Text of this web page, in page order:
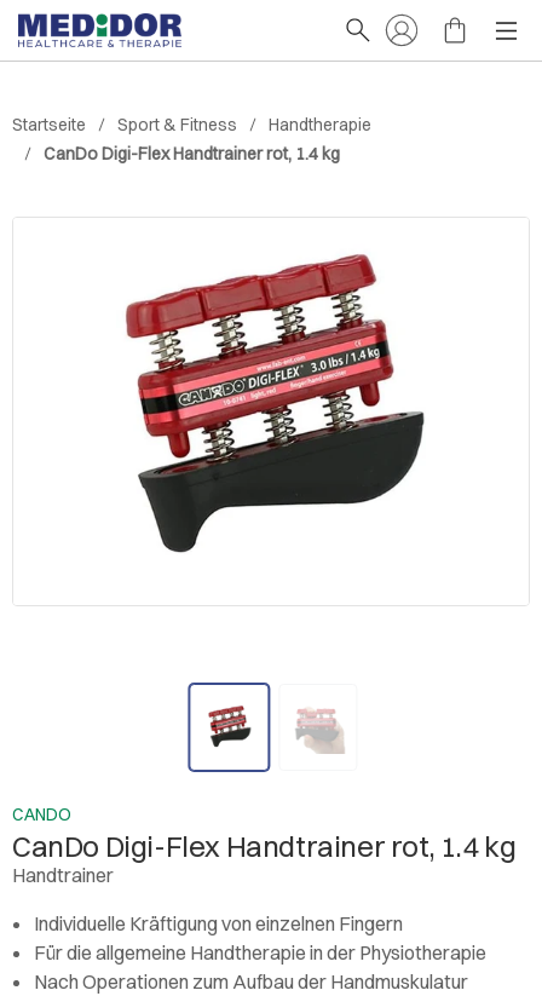
Startseite Sport & Fitness
Handtherapie
CanDo Digi-Flex Handtrainer rot, 1.4 kg
CANDO
CanDo Digi-Flex Handtrainer rot, 1.4 kg
Handtrainer
Individuelle Kräftigung von einzelnen Fingern
Für die allgemeine Handtherapie in der Physiotherapie
Nach Operationen zum Aufbau der Handmuskulatur